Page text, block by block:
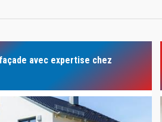
avec expertise chez